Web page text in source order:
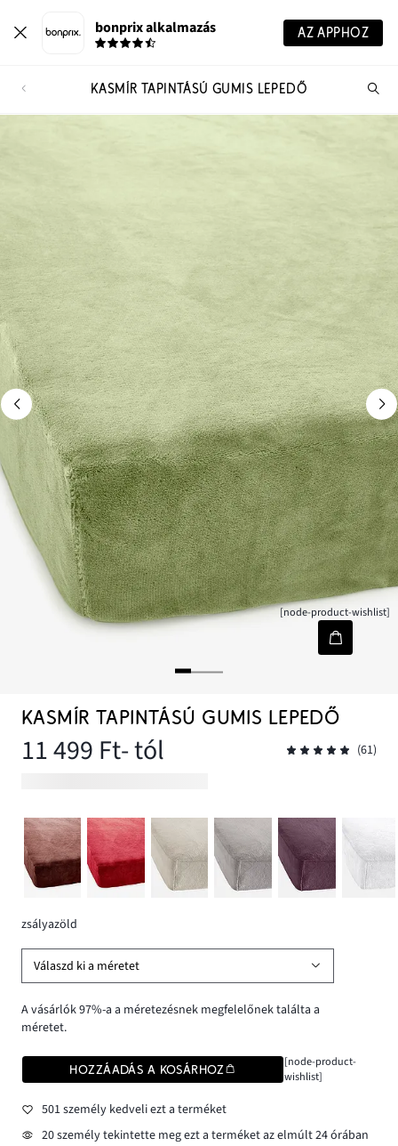
bonprix alkalmazás AZ APPHOZ
KASMÍR TAPINTÁSÚ GUMIS LEPEDŐ
[node-product-wishlist]
KASMÍR TAPINTÁSÚ GUMIS LEPEDŐ
11 499 Ft- tól (61)
zsályazöld
Válaszd ki a méretet
A vásárlók 97%-a a méretezésnek megfelelőnek találta a
méretet.
HOZZÁADÁS A KOSÁRHOZ
[node-product-
wishlist]
501 személy kedveli ezt a terméket
20 személy tekintette meg ezt a terméket az elmúlt 24 órában